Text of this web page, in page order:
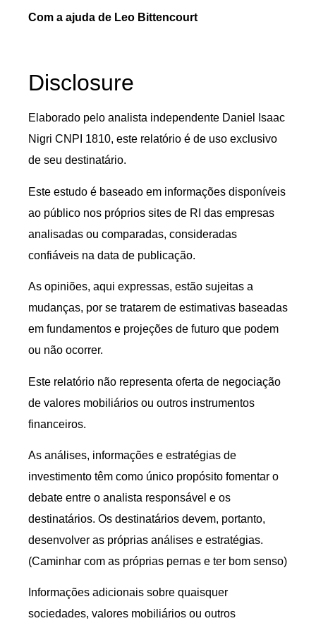
Com a ajuda de Leo Bittencourt
Disclosure
Elaborado pelo analista independente Daniel Isaac
Nigri CNPI 1810, este relatório é de uso exclusivo
de seu destinatário.
Este estudo é baseado em informações disponíveis
ao público nos próprios sites de RI das empresas
analisadas ou comparadas, consideradas
confiáveis na data de publicação.
As opiniões, aqui expressas, estão sujeitas a
mudanças, por se tratarem de estimativas baseadas
em fundamentos e projeções de futuro que podem
ou não ocorrer.
Este relatório não representa oferta de negociação
de valores mobiliários ou outros instrumentos
financeiros.
As análises, informações e estratégias de
investimento têm como único propósito fomentar o
debate entre o analista responsável e os
destinatários. Os destinatários devem, portanto,
desenvolver as próprias análises e estratégias.
(Caminhar com as próprias pernas e ter bom senso)
Informações adicionais sobre quaisquer
sociedades, valores mobiliários ou outros